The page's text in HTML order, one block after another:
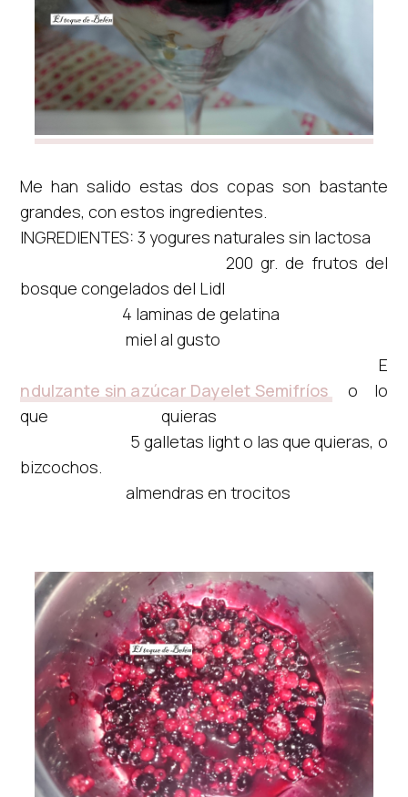
Me han salido estas dos copas son bastante
grandes, con estos ingredientes.
INGREDIENTES: 3 yogures naturales sin lactosa
200 gr. de frutos del
bosque congelados del Lidl
4 laminas de gelatina
miel al gusto
E
ndulzante sin azúcar Dayelet Semifríos
o lo
que quieras
5 galletas light o las que quieras, o
bizcochos.
almendras en trocitos